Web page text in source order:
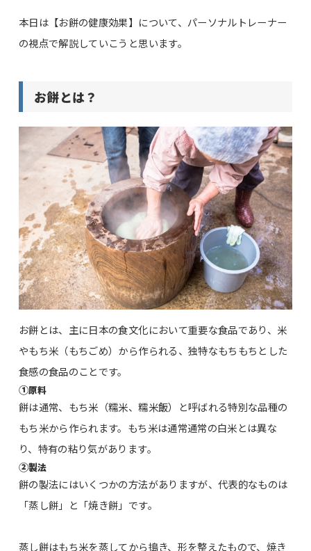
本日は【お餅の健康効果】について、パーソナルトレーナー
の視点で解説していこうと思います。
お餅とは？
お餅とは、主に日本の食文化において重要な食品であり、米
やもち米（もちごめ）から作られる、独特なもちもちとした
食感の食品のことです。
①原料
餅は通常、もち米（糯米、糯米飯）と呼ばれる特別な品種の
もち米から作られます。もち米は通常通常の白米とは異な
り、特有の粘り気があります。
②製法
餅の製法にはいくつかの方法がありますが、代表的なものは
「蒸し餅」と「焼き餅」です。
蒸し餅はもち米を蒸してから搗き、形を整えたもので、焼き